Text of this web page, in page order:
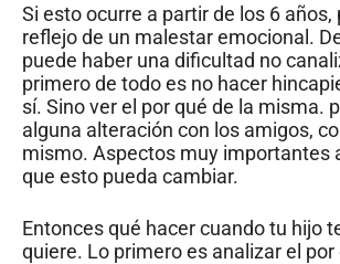
Si esto ocurre a partir de los 6 años,
reflejo de un malestar emocional.
puede haber una dificultad no
primero de todo es no hacer
sí. Sino ver el por qué de la misma.
alguna alteración con los amigos,
mismo. Aspectos muy importantes
que esto pueda cambiar.
Entonces qué hacer cuando tu hijo
quiere. Lo primero es analizar el por